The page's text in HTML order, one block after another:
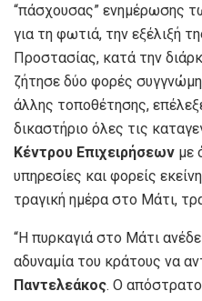
“πάσχουσας” ενημέρωσης
για τη φωτιά, την εξέλιξή
Προστασίας, κατά την
ζήτησε δύο φορές
άλλης τοποθέτησης,
δικαστήριο όλες τις
Κέντρου Επιχειρήσεων με
υπηρεσίες και φορείς
τραγική ημέρα στο Μάτι,
“Η πυρκαγιά στο Μάτι
αδυναμία του κράτους να
Παντελεάκος. Ο